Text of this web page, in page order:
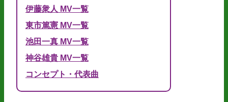
伊藤衆人 MV一覧
東市篤憲 MV一覧
池田一真 MV一覧
神谷雄貴 MV一覧
コンセプト・代表曲